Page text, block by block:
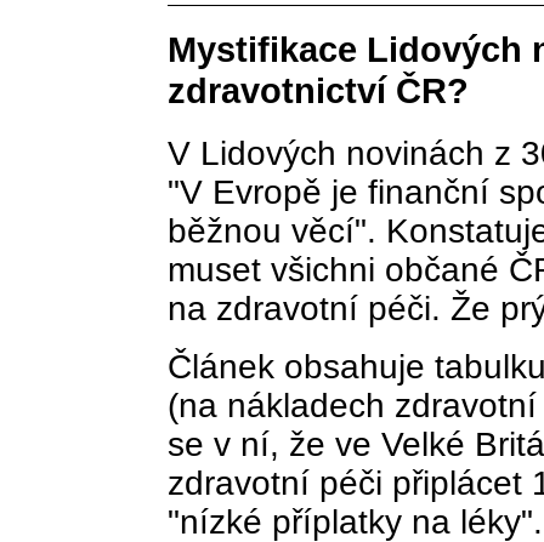
Mystifikace Lidových
zdravotnictví ČR?
V Lidových novinách z
"V Evropě je finanční
běžnou věcí".
muset všichni občané
na zdravotní péči. Že
Článek obsahuje
(na nákladech
se v ní, že ve Velké
zdravotní péči připlácet
"nízké příplatky na léky".